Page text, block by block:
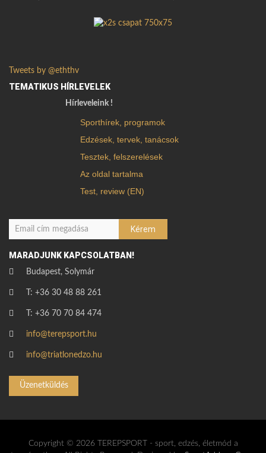
Tweets by @eththv
TEMATIKUS HÍRLEVELEK
Hírleveleink !
Sporthírek, programok
Edzések, tervek, tanácsok
Tesztek, felszerelések
Az oldal tartalma
Test, review (EN)
MARADJUNK KAPCSOLATBAN!
Budapest, Solymár
T: +36 30 48 88 261
T: +36 70 70 84 474
info@terepsport.hu
info@triatlonedzo.hu
Üzenetküldés
Copyright © 2026 TEREPSPORT - sport, edzés, életmód a